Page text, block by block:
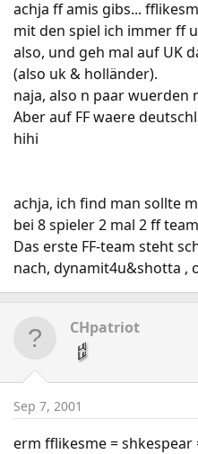
achja ff amis gibs...
mit den spiel ich immer ff
also, und geh mal auf UK
(also uk & holländer).
naja, also n paar wuerden
Aber auf FF waere
hihi
achja, ich find man sollte
bei 8 spieler 2 mal 2 ff
Das erste FF-team steht
nach, dynamit4u&shotta ,
CHpatriot
Sep 7, 2001
erm fflikesme = shkespear